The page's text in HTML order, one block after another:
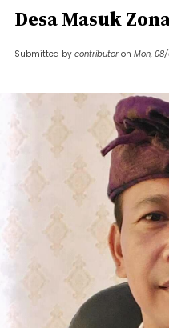
Desa Masuk
Submitted by contributor on Mon,